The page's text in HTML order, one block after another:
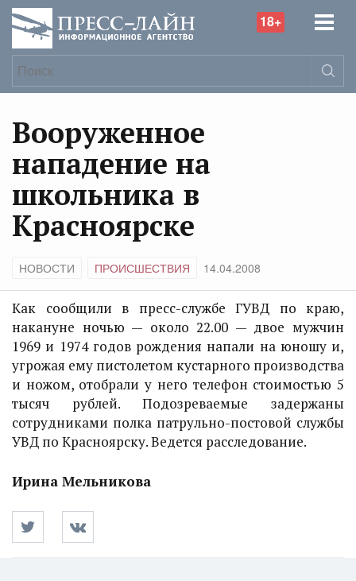
18+
Вооруженное
нападение на
школьника в
Красноярске
НОВОСТИ ПРОИСШЕСТВИЯ 14.04.2008
Как сообщили в пресс-службе ГУВД по краю,
накануне ночью — около 22.00 — двое мужчин
1969 и 1974 годов рождения напали на юношу и,
угрожая ему пистолетом кустарного производства
и ножом, отобрали у него телефон стоимостью 5
тысяч рублей. Подозреваемые задержаны
сотрудниками полка патрульно-постовой службы
УВД по Красноярску. Ведется расследование.
Ирина Мельникова